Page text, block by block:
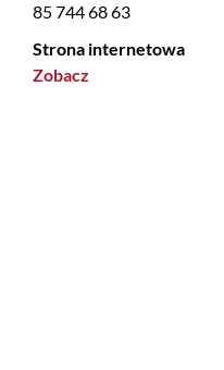
85 744 68 63
Strona internetowa
Zobacz